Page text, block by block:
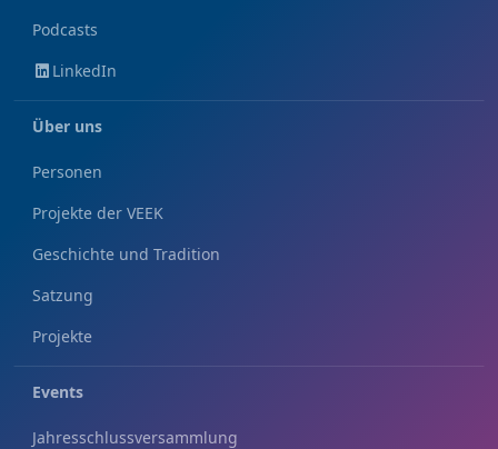
Podcasts
LinkedIn
Über uns
Personen
Projekte der VEEK
Geschichte und Tradition
Satzung
Projekte
Events
Jahresschlussversammlung